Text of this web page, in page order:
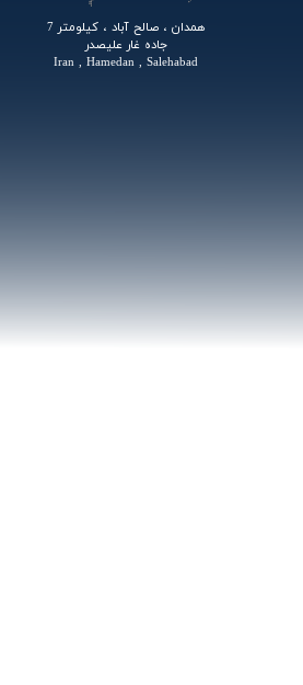
همدان ، صالح آباد ، کیلومتر 7
جاده غار علیصدر
Iran , Hamedan , Salehabad